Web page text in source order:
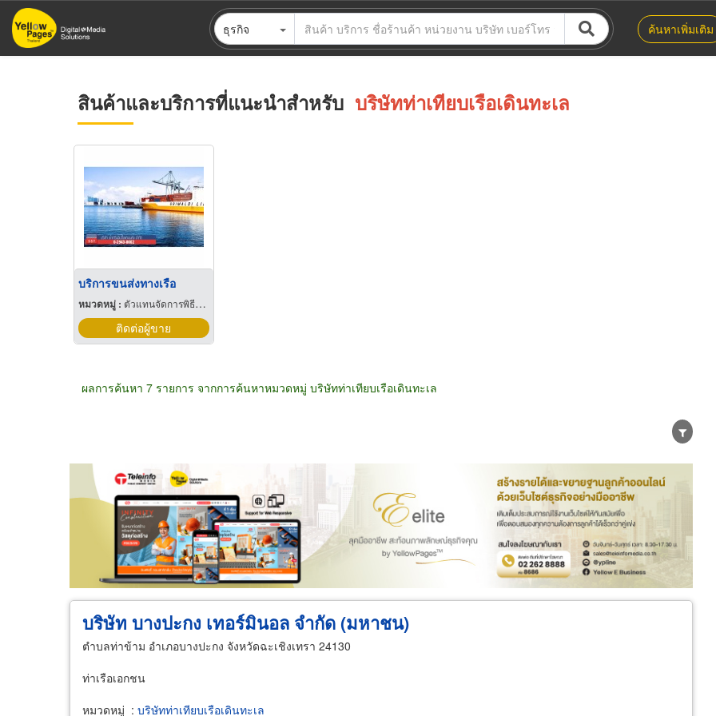
ข้าม
ไป
ธุรกิจ ค้นหาเพิ่มเติม
สินค้าและบริการที่แนะนำสำหรับ บริษัทท่าเทียบเรือเดินทะเล
บริการขนส่งทางเรือ
หมวดหมู่ : ตัวแทนจัดการพิธีการศุลกากร
ติดต่อผู้ขาย
ผลการค้นหา 7 รายการ จากการค้นหาหมวดหมู่ บริษัทท่าเทียบเรือเดินทะเล
ขายส่ง ขายปลีก ผู้ผลิต ตัวแทนจัดจำหน่าย ผู้ส่งออก/นำเข้า ธุรกิจบริการ
บริษัท บางปะกง เทอร์มินอล จำกัด (มหาชน)
ตำบลท่าข้าม อำเภอบางปะกง จังหวัดฉะเชิงเทรา 24130
ท่าเรือเอกชน
หมวดหมู่ : บริษัทท่าเทียบเรือเดินทะเล